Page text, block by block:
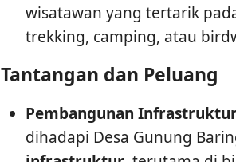
wisatawan yang tertarik
trekking, camping, atau
Tantangan dan Peluang
Pembangunan
dihadapi Desa Gunung